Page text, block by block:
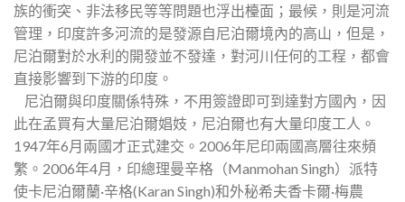
族的衝突、非法移民等等問題也浮出檯面；最候，則是河流
管理，印度許多河流的是發源自尼泊爾境內的高山，但是，
尼泊爾對於水利的開發並不發達，對河川任何的工程，都會
直接影響到下游的印度。
尼泊爾與印度關係特殊，不用簽證即可到達對方國內，因
此在孟買有大量尼泊爾娼妓，尼泊爾也有大量印度工人。
1947年6月兩國才正式建交。2006年尼印兩國高層往來頻
繁。2006年4月，印總理曼辛格（Manmohan Singh）派特
使卡尼泊爾蘭·辛格(Karan Singh)和外秘希夫香卡爾·梅農